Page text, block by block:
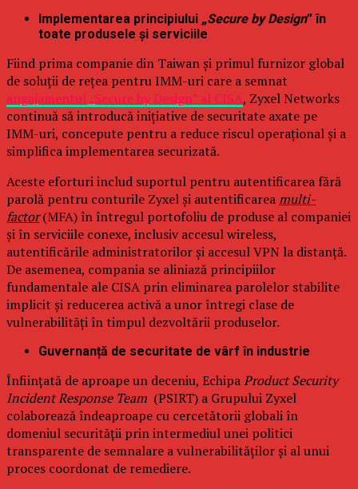
Implementarea principiului „Secure by Design” în
toate produsele și serviciile
Fiind prima companie din Taiwan și primul furnizor global
de soluții de rețea pentru IMM-uri care a semnat
angajamentul „Secure by Design” al CISA, Zyxel Networks
continuă să introducă inițiative de securitate axate pe
IMM-uri, concepute pentru a reduce riscul operațional și a
simplifica implementarea securizată.
Aceste eforturi includ suportul pentru autentificarea fără
parolă pentru conturile Zyxel și autentificareamulti-
factor(MFA) în întregul portofoliu de produse al companiei
și în serviciile conexe, inclusiv accesul wireless,
autentificările administratorilor și accesul VPN la distanță.
De asemenea, compania se aliniază principiilor
fundamentale ale CISA prin eliminarea parolelor stabilite
implicit și reducerea activă a unor întregi clase de
vulnerabilități în timpul dezvoltării produselor.
Guvernanță de securitate de vârf în industrie
Înființată de aproape un deceniu, EchipaProduct Security
Incident Response Team (PSIRT) a Grupului Zyxel
colaborează îndeaproape cu cercetătorii globali în
domeniul securității prin intermediul unei politici
transparente de semnalare a vulnerabilităților și al unui
proces coordonat de remediere.